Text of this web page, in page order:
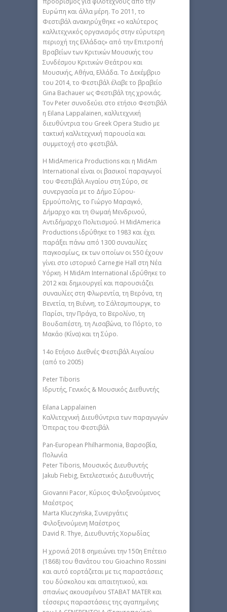
Ευρώπη και άλλα μέρη. Το 2011, το
Φεστιβάλ ανακηρύχθηκε «ο καλύτερος
καλλιτεχνικός οργανισμός στην εύρυτερη
περιοχή της Ελλάδας» από την Επιτροπή
Βραβείων των Κριτικών Μουσικής του
Συνδέσμου Κριτικών Θεάτρου και
Μουσικής, Αθήνα, Ελλάδα. Το Δεκέμβριο
του 2014, το Φεστιβάλ έλαβε το βραβείο
Gina Bachauer ως Φεστιβάλ της χρονιάς.
Τον Peter συνοδεύει στο ετήσιο Φεστιβάλ
η Eilana Lappalainen, καλλιτεχνική
διευθύντρια του Greek Opera Studio με
τακτική καλλιτεχνική παρουσία και
συμμετοχή στο φεστιβάλ.
Η MidAmerica Productions και η MidAm
International είναι οι βασικοί παραγωγοί
του Φεστιβάλ Αιγαίου στη Σύρο, σε
συνεργασία με το Δήμο Σύρου-
Ερμούπολης, το Γιώργο Μαραγκό,
Δήμαρχο και τη Θωμαή Μενδρινού,
Αντιδήμαρχο Πολιτισμού. Η MidAmerica
Productions ιδρύθηκε το 1983 και έχει
παράξει πάνω από 1300 συναυλίες
παγκοσμίως, εκ των οποίων οι 550 έχουν
γίνει στο ιστορικό Carnegie Hall στη Νέα
Υόρκη. Η MidAm International ιδρύθηκε το
2012 και δημιουργεί και παρουσιάζει
συναυλίες στη Φλωρεντία, τη Βερόνα, τη
Βενετία, τη Βιέννη, το Σάλτσμπουργκ, το
Παρίσι, την Πράγα, το Βερολίνο, τη
Βουδαπέστη, τη Λισαβώνα, το Πόρτο, το
Μακάο (Κίνα) και τη Σύρο.
14ο Ετήσιο Διεθνές Φεστιβάλ Αιγαίου
(από το 2005)
Peter Tiboris
Ιδρυτής, Γενικός & Μουσικός Διεθυντής
Eilana Lappalainen
Καλλιτεχνική Διευθύντρια των παραγωγών
Όπερας του Φεστιβάλ
Pan-European Philharmonia, Βαρσοβία,
Πολωνία
Peter Tiboris, Μουσικός Διευθυντής
Jakub Fiebig, Εκτελεστικός Διευθυντής
Giovanni Pacor, Κύριος Φιλοξενούμενος
Μαέστρος
Marta Kluczyńska, Συνεργάτις
Φιλοξενούμενη Μαέστρος
David R. Thye, Διευθυντής Χορωδίας
Η χρονιά 2018 σημειώνει την 150η Επέτειο
(1868) του θανάτου του Gioachino Rossini
και αυτό εορτάζεται με τις παραστάσεις
του δύσκολου και απαιτητικού, και
σπανίως ακουσμένου STABAT MATER και
τέσσερις παραστάσεις της αγαπημένης